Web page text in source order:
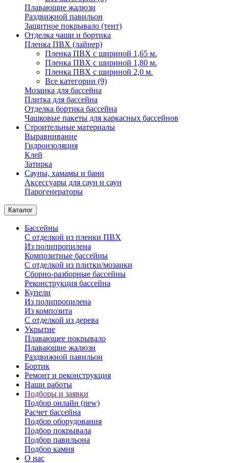
Плавающие жалюзи
Раздвижной павильон
Защитное покрывало (тент)
Отделка чаши и бортика
Пленка ПВХ (лайнер)
Пленка ПВХ с шириной 1,65 м.
Пленка ПВХ с шириной 1,80 м.
Пленка ПВХ с шириной 2,0 м.
Все категории (9)
Мозаика для бассейна
Плитка для бассейна
Отделка бортика бассейна
Чашковые пакеты для каркасных бассейнов
Строительные материалы
Выравнивание
Гидроизоляция
Клей
Затирка
Сауны, хамамы и бани
Аксессуары для саун и саун
Парогенераторы
Каталог
Бассейны
С отделкой из пленки ПВХ
Из полипропилена
Композитные бассейны
С отделкой из плитки/мозаики
Сборно-разборные бассейны
Реконструкция бассейна
Купели
Из полипропилена
Из композита
С отделкой из дерева
Укрытие
Плавающее покрывало
Плавающие жалюзи
Раздвижной павильон
Бортик
Ремонт и реконструкция
Наши работы
Подборы и заявки
Подбор онлайн (new)
Расчет бассейна
Подбор оборудования
Подбор покрывала
Подбор павильона
Подбор камня
О нас